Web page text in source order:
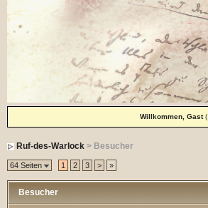
Willkommen, Gast(
Ruf-des-Warlock> Besucher
64 Seiten 1 2 3 > »
Besucher